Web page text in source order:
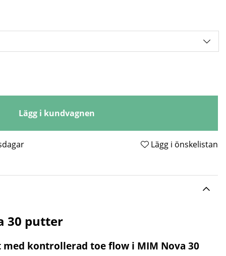
Lägg i kundvagnen
Lägg i önskelistan
30 putter
kontrollerad toe flow i MIM Nova 30